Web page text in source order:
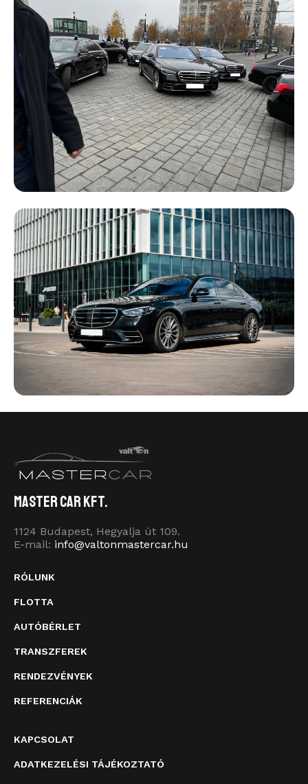
Master Car Kft.
1124 Budapest, Hegyalja út 109.
E-mail: info@valtonmastercar.hu
RÓLUNK
FLOTTA
AUTÓBÉRLET
TRANSZFEREK
RENDEZVÉNYEK
REFERENCIÁK
KAPCSOLAT
ADATKEZELÉSI TÁJÉKOZTATÓ